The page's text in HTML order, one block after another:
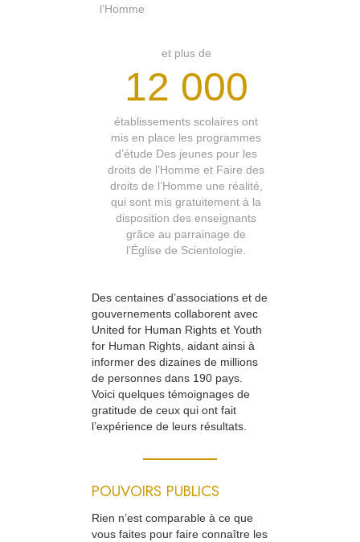
l’Homme
et plus de
12 000
établissements scolaires ont
mis en place les programmes
d’étude Des jeunes pour les
droits de l’Homme et Faire des
droits de l’Homme une réalité,
qui sont mis gratuitement à la
disposition des enseignants
grâce au parrainage de
l’Église de Scientologie.
Des centaines d’associations et de
gouvernements collaborent avec
United for Human Rights et Youth
for Human Rights, aidant ainsi à
informer des dizaines de millions
de personnes dans 190 pays.
Voici quelques témoignages de
gratitude de ceux qui ont fait
l’expérience de leurs résultats.
POUVOIRS PUBLICS
Rien n’est comparable à ce que
vous faites pour faire connaître les